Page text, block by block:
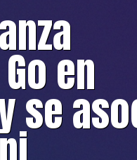
en
se